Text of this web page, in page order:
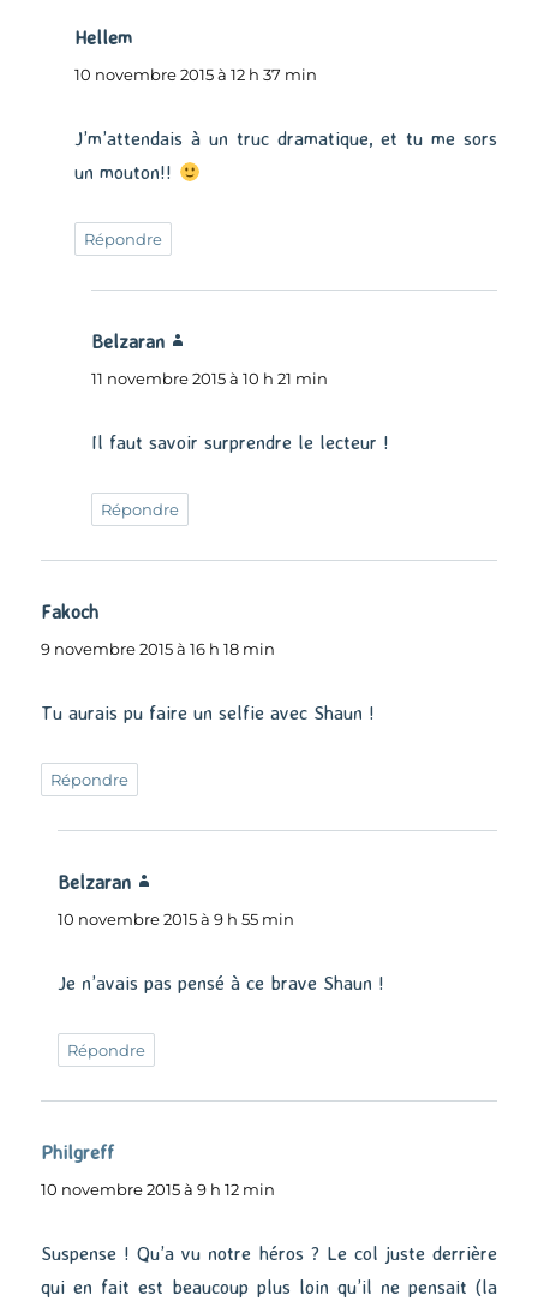
Hellem
10 novembre 2015 à 12 h 37 min
J’m’attendais à un truc dramatique, et tu me sors
un mouton!!
Répondre
Belzaran
11 novembre 2015 à 10 h 21 min
Il faut savoir surprendre le lecteur !
Répondre
Fakoch
9 novembre 2015 à 16 h 18 min
Tu aurais pu faire un selfie avec Shaun !
Répondre
Belzaran
10 novembre 2015 à 9 h 55 min
Je n’avais pas pensé à ce brave Shaun !
Répondre
Philgreff
10 novembre 2015 à 9 h 12 min
Suspense ! Qu’a vu notre héros ? Le col juste derrière
qui en fait est beaucoup plus loin qu’il ne pensait (la